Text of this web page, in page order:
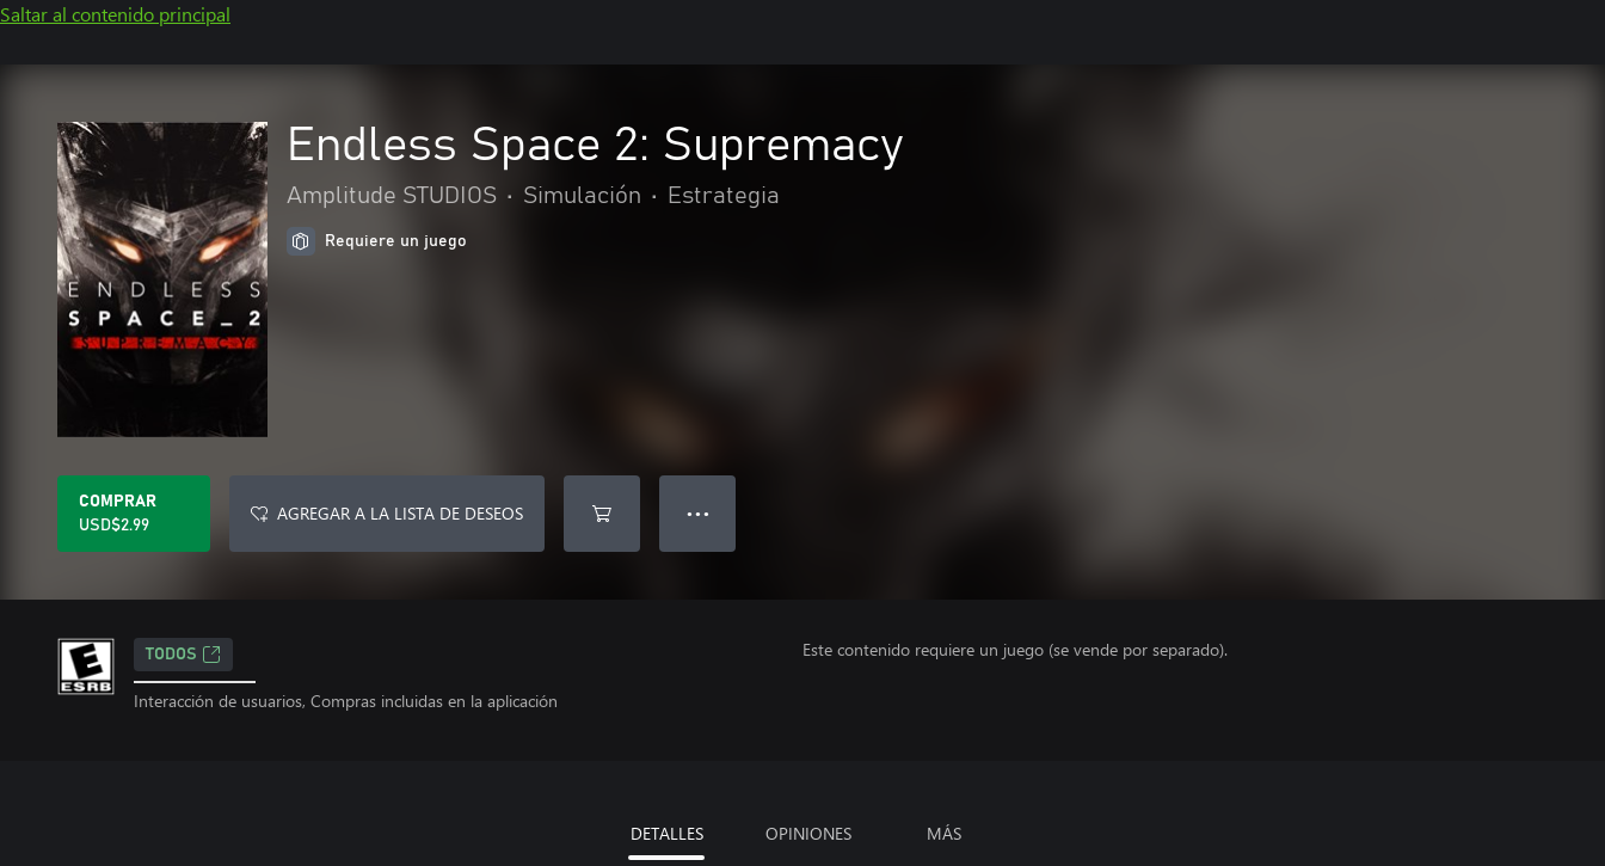
Saltar al contenido principal
Endless Space 2: Supremacy
Amplitude STUDIOS • Simulación • Estrategia
Requiere un juego
COMPRAR
USD$2.99
AGREGAR A LA LISTA DE DESEOS ● ● ●
TODOS
Interacción de usuarios, Compras incluidas en la aplicación
Este contenido requiere un juego (se vende por separado).
DETALLES OPINIONES MÁS